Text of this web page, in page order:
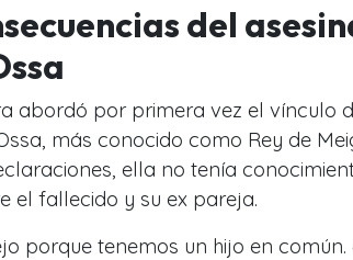
del
abordó por primera vez el vínculo
más conocido como Rey de
ella no tenía
el fallecido y su ex pareja.
porque tenemos un hijo en